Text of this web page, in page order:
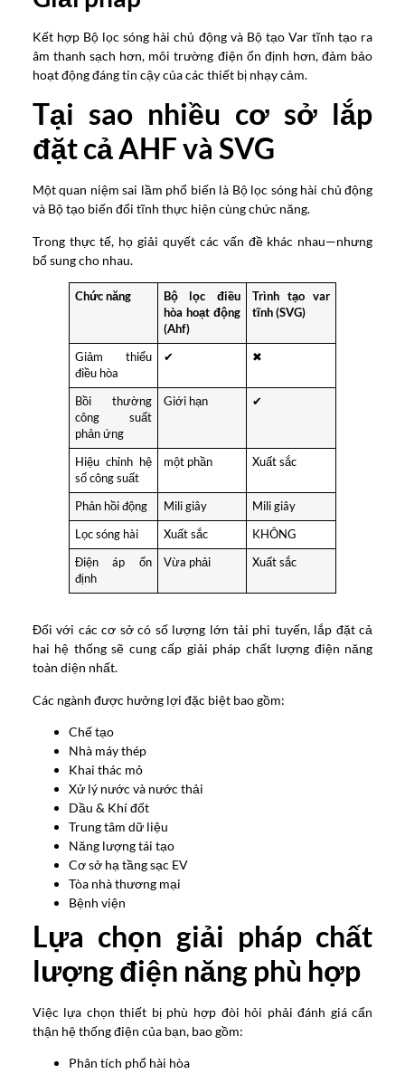
Kết hợp Bộ lọc sóng hài chủ động và Bộ tạo Var tĩnh tạo ra
âm thanh sạch hơn, môi trường điện ổn định hơn, đảm bảo
hoạt động đáng tin cậy của các thiết bị nhạy cảm.
Tại sao nhiều cơ sở lắp
đặt cả AHF và SVG
Một quan niệm sai lầm phổ biến là Bộ lọc sóng hài chủ động
và Bộ tạo biến đổi tĩnh thực hiện cùng chức năng.
Trong thực tế, họ giải quyết các vấn đề khác nhau—nhưng
bổ sung cho nhau.
Chức năng
Bộ lọc điều
hòa hoạt động
(Ahf)
Trình tạo var
tĩnh (SVG)
Giảm thiểu
điều hòa
✔ ✖
Bồi thường
công suất
phản ứng
Giới hạn ✔
Hiệu chỉnh hệ
số công suất
một phần Xuất sắc
Phản hồi động Mili giây Mili giây
Lọc sóng hài Xuất sắc KHÔNG
Điện áp ổn
định
Vừa phải Xuất sắc
Đối với các cơ sở có số lượng lớn tải phi tuyến, lắp đặt cả
hai hệ thống sẽ cung cấp giải pháp chất lượng điện năng
toàn diện nhất.
Các ngành được hưởng lợi đặc biệt bao gồm:
Chế tạo
Nhà máy thép
Khai thác mỏ
Xử lý nước và nước thải
Dầu & Khí đốt
Trung tâm dữ liệu
Năng lượng tái tạo
Cơ sở hạ tầng sạc EV
Tòa nhà thương mại
Bệnh viện
Lựa chọn giải pháp chất
lượng điện năng phù hợp
Việc lựa chọn thiết bị phù hợp đòi hỏi phải đánh giá cẩn
thận hệ thống điện của bạn, bao gồm:
Phân tích phổ hài hòa